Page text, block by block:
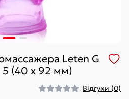
Leten G
5 (40 x 92 мм)
Відгуки (0)